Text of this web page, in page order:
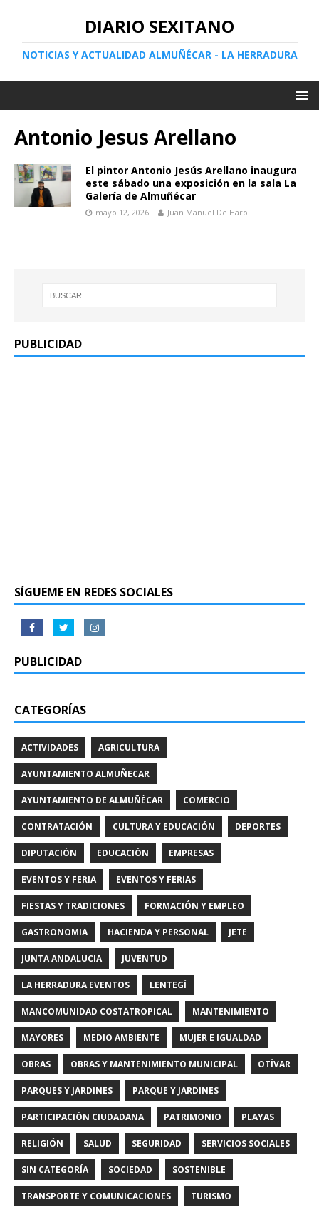
DIARIO SEXITANO
NOTICIAS Y ACTUALIDAD ALMUÑÉCAR - LA HERRADURA
Antonio Jesus Arellano
El pintor Antonio Jesús Arellano inaugura
este sábado una exposición en la sala La
Galería de Almuñécar
mayo 12, 2026 Juan Manuel De Haro
PUBLICIDAD
SÍGUEME EN REDES SOCIALES
PUBLICIDAD
CATEGORÍAS
ACTIVIDADES AGRICULTURA
AYUNTAMIENTO ALMUÑECAR
AYUNTAMIENTO DE ALMUÑÉCAR COMERCIO
CONTRATACIÓN CULTURA Y EDUCACIÓN DEPORTES
DIPUTACIÓN EDUCACIÓN EMPRESAS
EVENTOS Y FERIA EVENTOS Y FERIAS
FIESTAS Y TRADICIONES FORMACIÓN Y EMPLEO
GASTRONOMIA HACIENDA Y PERSONAL JETE
JUNTA ANDALUCIA JUVENTUD
LA HERRADURA EVENTOS LENTEGÍ
MANCOMUNIDAD COSTATROPICAL MANTENIMIENTO
MAYORES MEDIO AMBIENTE MUJER E IGUALDAD
OBRAS OBRAS Y MANTENIMIENTO MUNICIPAL OTÍVAR
PARQUES Y JARDINES PARQUE Y JARDINES
PARTICIPACIÓN CIUDADANA PATRIMONIO PLAYAS
RELIGIÓN SALUD SEGURIDAD SERVICIOS SOCIALES
SIN CATEGORÍA SOCIEDAD SOSTENIBLE
TRANSPORTE Y COMUNICACIONES TURISMO